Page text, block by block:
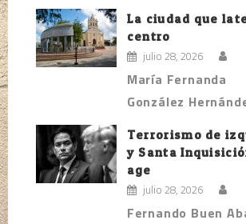
La ciudad que
centro
julio 28, 2026
María Fernanda
González
Terrorismo de
y Santa
age
julio 28, 2026
Fernando Buen